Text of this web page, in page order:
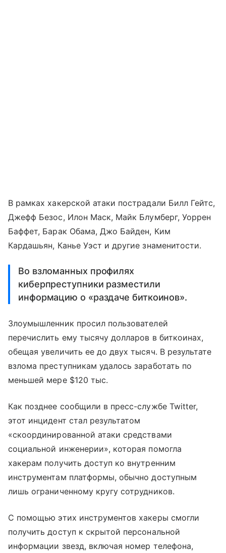
В рамках хакерской атаки пострадали Билл Гейтс,
Джефф Безос, Илон Маск, Майк Блумберг, Уоррен
Баффет, Барак Обама, Джо Байден, Ким
Кардашьян, Канье Уэст и другие знаменитости.
Во взломанных профилях
киберпреступники разместили
информацию о «раздаче биткоинов».
Злоумышленник просил пользователей
перечислить ему тысячу долларов в биткоинах,
обещая увеличить ее до двух тысяч. В результате
взлома преступникам удалось заработать по
меньшей мере $120 тыс.
Как позднее сообщили в пресс-службе Twitter,
этот инцидент стал результатом
«скоординированной атаки средствами
социальной инженерии», которая помогла
хакерам получить доступ ко внутренним
инструментам платформы, обычно доступным
лишь ограниченному кругу сотрудников.
С помощью этих инструментов хакеры смогли
получить доступ к скрытой персональной
информации звезд, включая номер телефона,